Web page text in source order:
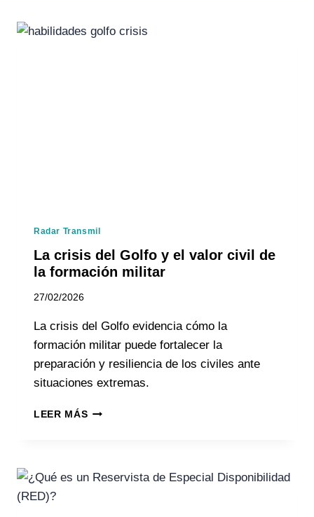
Radar Transmil
La crisis del Golfo y el valor civil de
la formación militar
27/02/2026
La crisis del Golfo evidencia cómo la
formación militar puede fortalecer la
preparación y resiliencia de los civiles ante
situaciones extremas.
LEER MÁS